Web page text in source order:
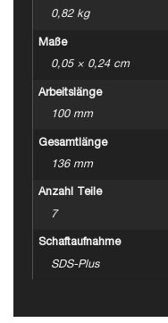
0,82 kg
Maße
0,05 × 0,24 cm
Arbeitslänge
100 mm
Gesamtlänge
136 mm
Anzahl Teile
7
Schaftaufnahme
SDS-Plus